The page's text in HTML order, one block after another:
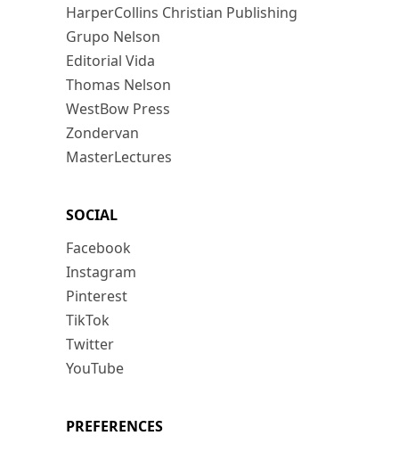
HarperCollins Christian Publishing
Grupo Nelson
Editorial Vida
Thomas Nelson
WestBow Press
Zondervan
MasterLectures
SOCIAL
Facebook
Instagram
Pinterest
TikTok
Twitter
YouTube
PREFERENCES